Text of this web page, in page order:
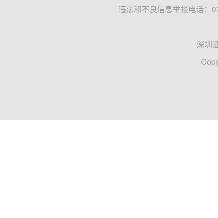
违法和不良信息举报电话：
深圳